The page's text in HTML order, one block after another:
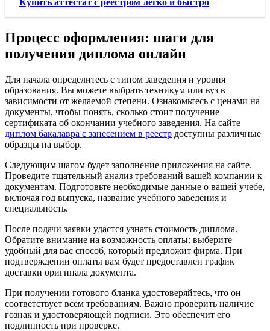
Процесс оформления: шаги для
получения диплома онлайн
Для начала определитесь с типом заведения и уровня
образования. Вы можете выбрать техникум или вуз в
зависимости от желаемой степени. Ознакомьтесь с ценами на
документы, чтобы понять, сколько стоит получение
сертификата об окончании учебного заведения. На сайте
диплом бакалавра с занесением в реестр доступны различные
образцы на выбор.
Следующим шагом будет заполнение приложения на сайте.
Проведите тщательный анализ требований вашей компании к
документам. Подготовьте необходимые данные о вашей учебе,
включая год выпуска, название учебного заведения и
специальность.
После подачи заявки удастся узнать стоимость диплома.
Обратите внимание на возможность оплаты: выберите
удобный для вас способ, который предложит фирма. При
подтверждении оплаты вам будет предоставлен график
доставки оригинала документа.
При получении готового бланка удостоверяйтесь, что он
соответствует всем требованиям. Важно проверить наличие
гознак и удостоверяющей подписи. Это обеспечит его
подлинность при проверке.